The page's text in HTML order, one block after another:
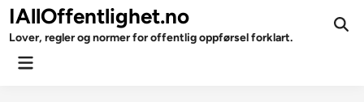
Skip
to
content
IAllOffentlighet.no
Lover, regler og normer for offentlig oppførsel forklart.
Main